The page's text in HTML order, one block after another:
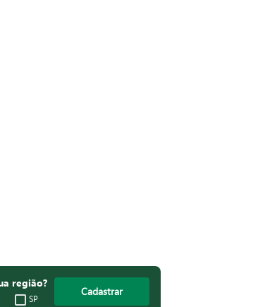
região?
SP
Cadastrar